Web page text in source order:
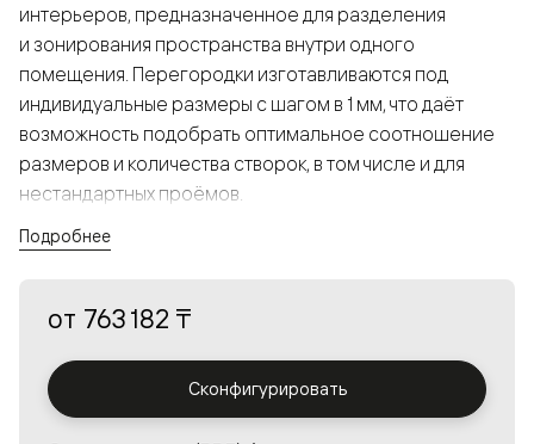
интерьеров, предназначенное для разделения
и зонирования пространства внутри одного
помещения. Перегородки изготавливаются под
индивидуальные размеры с шагом в 1 мм, что даёт
возможность подобрать оптимальное соотношение
размеров и количества створок, в том числе и для
нестандартных проёмов.
а большой выбор вставок из стекла с различными
решения в интерьере и варьировать освещённость.
Подробнее
от 763 182 ₸
Сконфигурировать